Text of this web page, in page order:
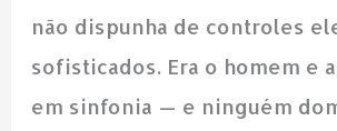
não dispunha de controles
sofisticados. Era o homem e
em sinfonia — e ninguém